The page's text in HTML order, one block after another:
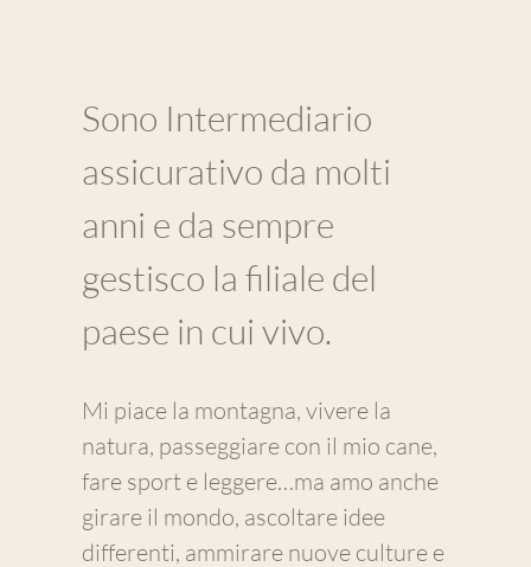
Sono Intermediario
assicurativo da molti
anni e da sempre
gestisco la filiale del
paese in cui vivo.
Mi piace la montagna, vivere la
natura, passeggiare con il mio cane,
fare sport e leggere…ma amo anche
girare il mondo, ascoltare idee
differenti, ammirare nuove culture e